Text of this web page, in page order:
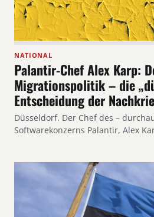
NATIONAL
Palantir-Chef Alex Karp:
Migrationspolitik – die
Entscheidung der
Düsseldorf. Der Chef des –
Softwarekonzerns Palantir, Alex